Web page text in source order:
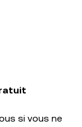
si vous ne